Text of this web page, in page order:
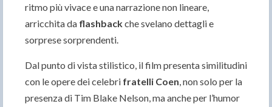
ritmo più vivace e una narrazione non lineare,
arricchita da flashbackche svelano dettagli e
sorprese sorprendenti.
Dal punto di vista stilistico, il film presenta similitudini
con le opere dei celebri fratelli Coen, non solo per la
presenza di Tim Blake Nelson, ma anche per l’humor